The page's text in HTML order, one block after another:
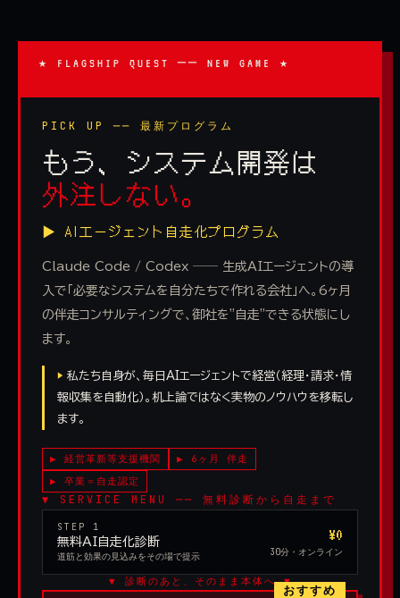
★ FLAGSHIP QUEST ── NEW GAME ★
PICK UP ── 最新プログラム
もう、システム開発は
外注しない。
▶ AIエージェント自走化プログラム
Claude Code / Codex ── 生成AIエージェントの導
入で「必要なシステムを自分たちで作れる会社」へ。6ヶ月
の伴走コンサルティングで、御社を"自走"できる状態にし
ます。
▶ 私たち自身が、毎日AIエージェントで経営（経理・請求・情
報収集を自動化）。机上論ではなく実物のノウハウを移転し
ます。
▶ 経営革新等支援機関
▶ 6ヶ月 伴走
▶ 卒業＝自走認定
▼ SERVICE MENU ── 無料診断から自走まで
STEP 1
無料AI自走化診断
道筋と効果の見込みをその場で提示
¥0
30分・オンライン
▼ 診断のあと、そのまま本体へ ▼
おすすめ